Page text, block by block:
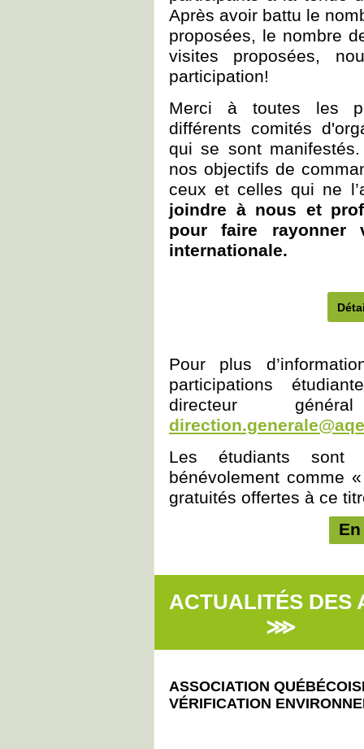
Après avoir battu le
proposées, le nombre
visites proposées,
participation!
Merci à toutes les
différents comités
qui se sont
nos objectifs de
ceux et celles qui ne
joindre à nous et
pour faire rayonner
internationale.
Pour plus
participations
directeur
Les étudiants sont
bénévolement comme
gratuités offertes à ce
ACTUALITÉS
⋙
ASSOCIATION
VÉRIFICATION